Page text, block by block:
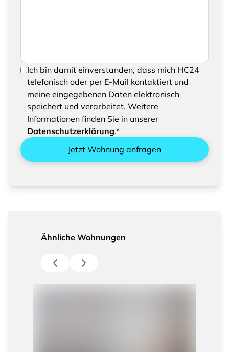
Um Ihre Anfrage senden zu können, bestätigen
Sie bitte das Speichern und Verarbeiten Ihrer
eingegebenen Daten
Ich bin damit einverstanden, dass mich HC24
telefonisch oder per E-Mail kontaktiert und
meine eingegebenen Daten elektronisch
speichert und verarbeitet. Weitere
Informationen finden Sie in unserer
Datenschutzerklärung.*
Jetzt Wohnung anfragen
Ähnliche Wohnungen